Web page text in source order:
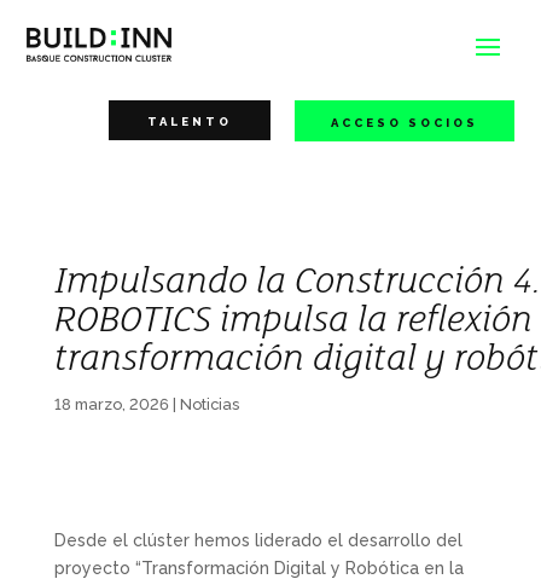
TALENTO ACCESO SOCIOS
Impulsando la Construcción
ROBOTICS impulsa la
transformación digital y
18 marzo, 2026 Noticias
Desde el clúster hemos liderado el desarrollo del
proyecto “Transformación Digital y Robótica en la